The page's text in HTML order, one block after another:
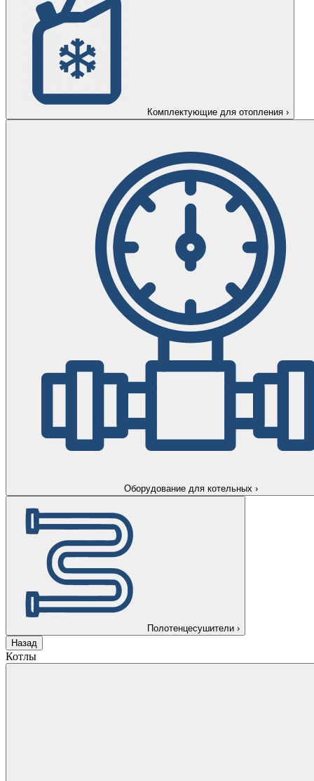
Комплектующие для отопления ›
Оборудование для котельных ›
Полотенцесушители ›
Назад
Котлы